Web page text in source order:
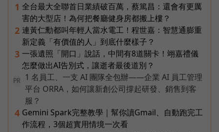
1 全台最大全聯首日業績破百萬，蔡篤昌：還會有更厲
害的大型店！為何把餐廳健身房都搬上樓？
2 連黃仁勳都叫年輕人當水電工！程世嘉：智慧通膨重
新定義「有價值的人」到底什麼樣子？
3 一張遺照「開口」說話，中間有8道關卡！翊嘉禮儀
怎麼做出AI告別式，讓逝者最後道別？
PR
1 名員工、一支 AI 團隊全包辦——企業 AI 員工管理
平台 ORRA，如何讓新創公司撐起研發、銷售到客
服？
4 Gemini Spark完整教學｜幫你讀Gmail、自動跑完工
作流程，3個超實用情境一次看